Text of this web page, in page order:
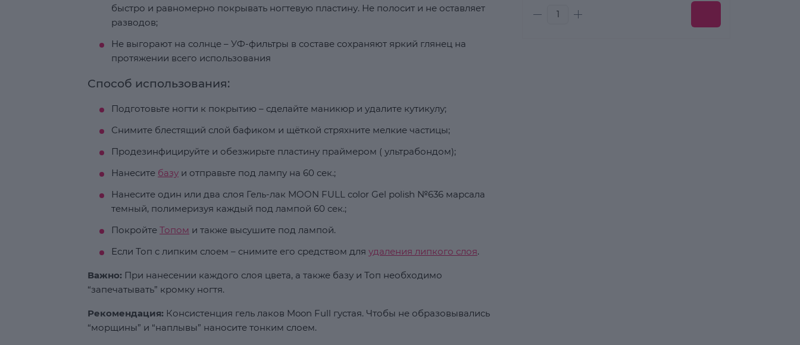
быстро и равномерно покрывать ногтевую пластину. Не полосит и не оставляет
разводов;
Не выгорают на солнце – УФ-фильтры в составе сохраняют яркий глянец на
протяжении всего использования
Способ использования:
Подготовьте ногти к покрытию – сделайте маникюр и удалите кутикулу;
Снимите блестящий слой бафиком и щёткой стряхните мелкие частицы;
Продезинфицируйте и обезжирьте пластину праймером ( ультрабондом);
Нанесите базу и отправьте под лампу на 60 сек.;
Нанесите один или два слоя Гель-лак MOON FULL color Gel polish №636 марсала
темный, полимеризуя каждый под лампой 60 сек.;
Покройте Топом и также высушите под лампой.
Если Топ с липким слоем – снимите его средством для удаления липкого слоя.
Важно: При нанесении каждого слоя цвета, а также базу и Топ необходимо
“запечатывать” кромку ногтя.
Рекомендация: Консистенция гель лаков Moon Full густая. Чтобы не образовывались
“морщины” и “наплывы” наносите тонким слоем.